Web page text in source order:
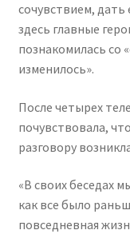
сочувствием, дать
здесь главные
познакомилась со
изменилось».
После четырех
почувствовала,
разговору
«В своих беседах
как все было
повседневная